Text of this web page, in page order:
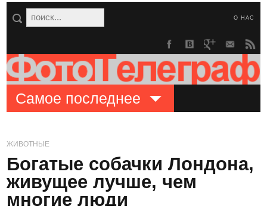
О НАС
Самое последнее
ЖИВОТНЫЕ
Богатые собачки Лондона,
живущее лучше, чем
многие люди